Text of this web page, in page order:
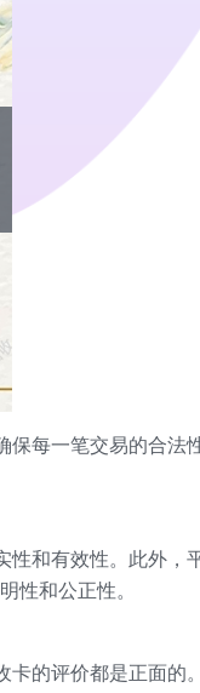
每一笔交易的合法
和有效性。此外，
性和公正性。
的评价都是正面的